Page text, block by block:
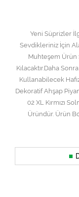
Yeni Süprizler
Sevdikleriniz İçin
Muhteşem Ürün
Kılacaktır.Daha
Kullanabilecek
Dekoratif Ahşap
02 XL Kırmızı
Üründür. Ürün